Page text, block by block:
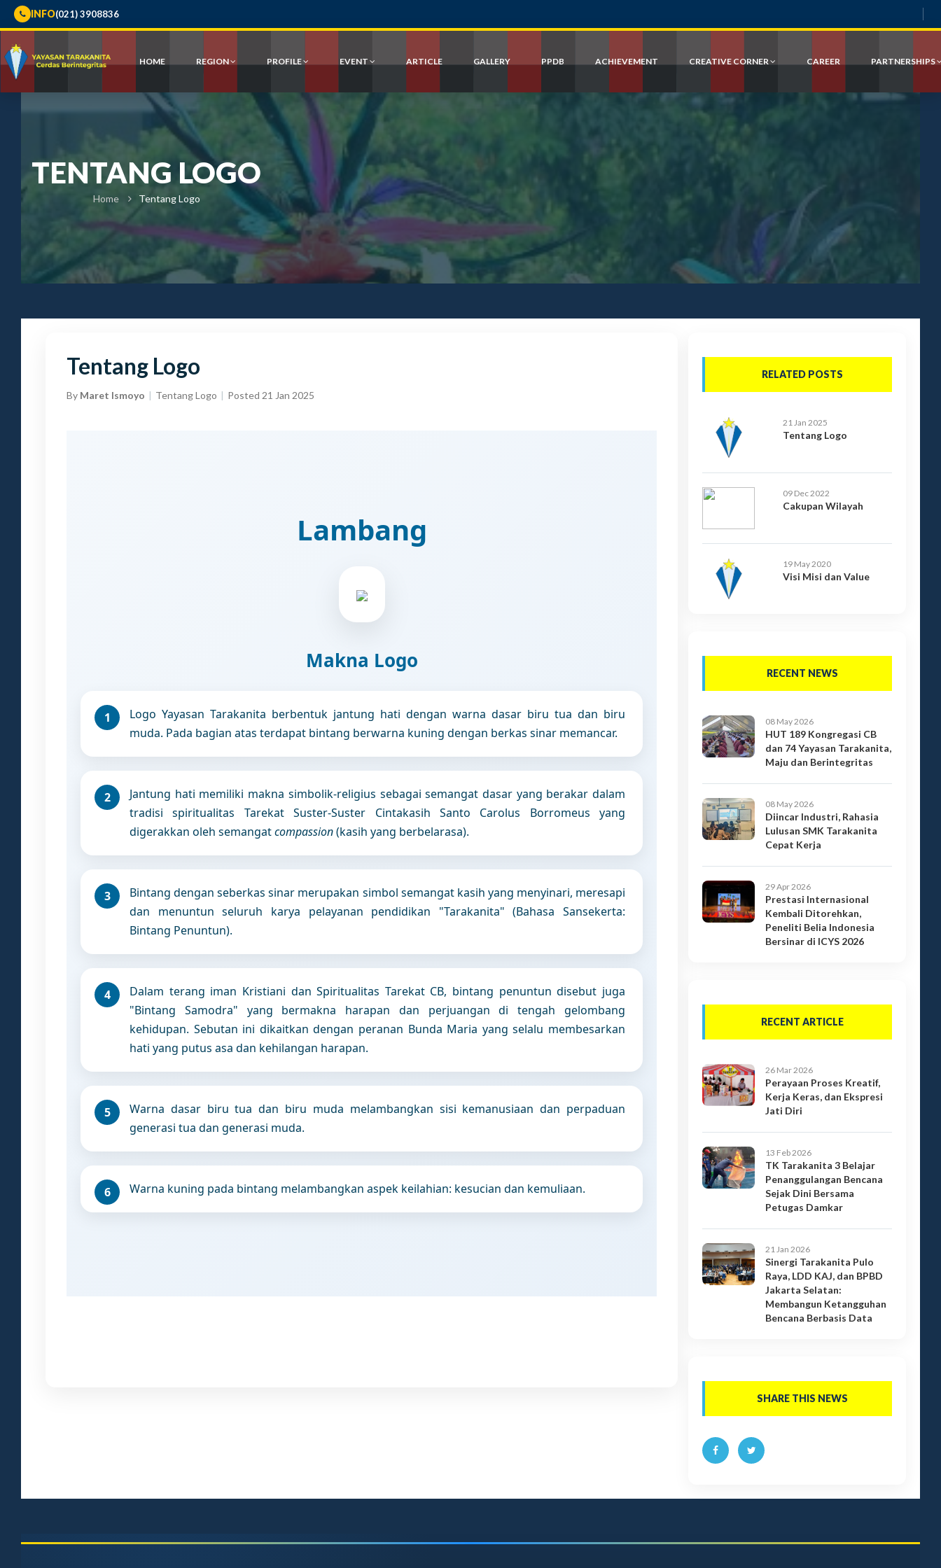
INFO(021) 3908836
HOME REGION PROFILE EVENT ARTICLE GALLERY PPDB ACHIEVEMENT CREATIVE CORNER CAREER PARTNERSHIPS
TENTANG LOGO
Home Tentang Logo
Tentang Logo
By Maret Ismoyo Tentang Logo Posted 21 Jan 2025
Lambang
Makna Logo
Logo Yayasan Tarakanita berbentuk jantung hati dengan warna dasar biru tua dan biru
muda. Pada bagian atas terdapat bintang berwarna kuning dengan berkas sinar memancar.
Jantung hati memiliki makna simbolik-religius sebagai semangat dasar yang berakar dalam
tradisi spiritualitas Tarekat Suster-Suster Cintakasih Santo Carolus Borromeus yang
digerakkan oleh semangatcompassion(kasih yang berbelarasa).
Bintang dengan seberkas sinar merupakan simbol semangat kasih yang menyinari, meresapi
dan menuntun seluruh karya pelayanan pendidikan "Tarakanita" (Bahasa Sansekerta:
Bintang Penuntun).
Dalam terang iman Kristiani dan Spiritualitas Tarekat CB, bintang penuntun disebut juga
"Bintang Samodra" yang bermakna harapan dan perjuangan di tengah gelombang
kehidupan. Sebutan ini dikaitkan dengan peranan Bunda Maria yang selalu membesarkan
hati yang putus asa dan kehilangan harapan.
Warna dasar biru tua dan biru muda melambangkan sisi kemanusiaan dan perpaduan
generasi tua dan generasi muda.
Warna kuning pada bintang melambangkan aspek keilahian: kesucian dan kemuliaan.
RELATED POSTS
21 Jan 2025
Tentang Logo
09 Dec 2022
Cakupan Wilayah
19 May 2020
Visi Misi dan Value
RECENT NEWS
08 May 2026
HUT 189 Kongregasi CB
dan 74 Yayasan Tarakanita,
Maju dan Berintegritas
08 May 2026
Diincar Industri, Rahasia
Lulusan SMK Tarakanita
Cepat Kerja
29 Apr 2026
Prestasi Internasional
Kembali Ditorehkan,
Peneliti Belia Indonesia
Bersinar di ICYS 2026
RECENT ARTICLE
26 Mar 2026
Perayaan Proses Kreatif,
Kerja Keras, dan Ekspresi
Jati Diri
13 Feb 2026
TK Tarakanita 3 Belajar
Penanggulangan Bencana
Sejak Dini Bersama
Petugas Damkar
21 Jan 2026
Sinergi Tarakanita Pulo
Raya, LDD KAJ, dan BPBD
Jakarta Selatan:
Membangun Ketangguhan
Bencana Berbasis Data
SHARE THIS NEWS